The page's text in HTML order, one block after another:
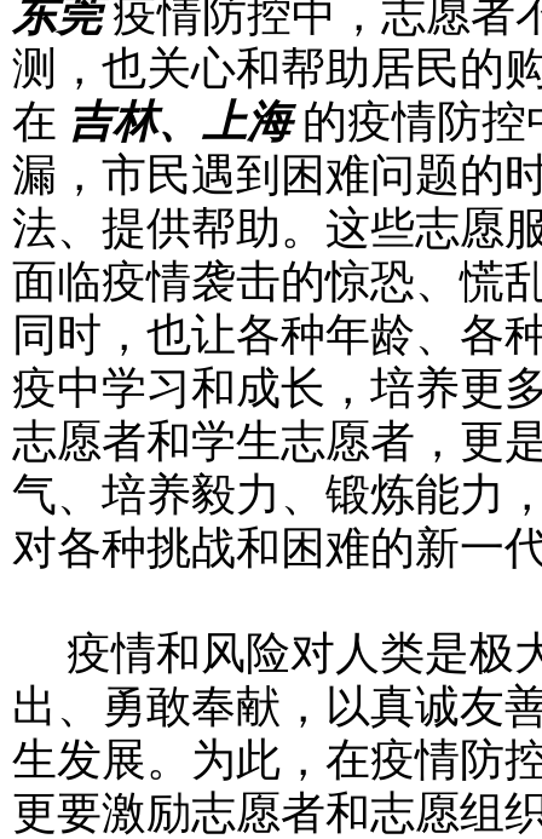
东莞疫情防控中，志愿者
测，也关心和帮助居民的
在 吉林、上海的疫情防
漏，市民遇到困难问题的
法、提供帮助。这些志愿
面临疫情袭击的惊恐、慌
同时，也让各种年龄、各
疫中学习和成长，培养更
志愿者和学生志愿者，更
气、培养毅力、锻炼能力
对各种挑战和困难的新一
疫情和风险对人类是极
出、勇敢奉献，以真诚友
生发展。为此，在疫情防
更要激励志愿者和志愿组